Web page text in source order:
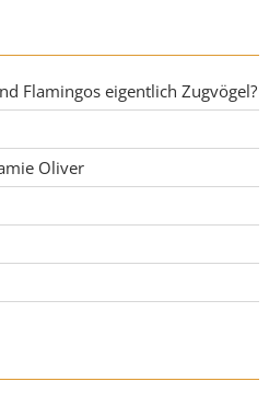
Flamingos eigentlich Zugvögel?
Oliver